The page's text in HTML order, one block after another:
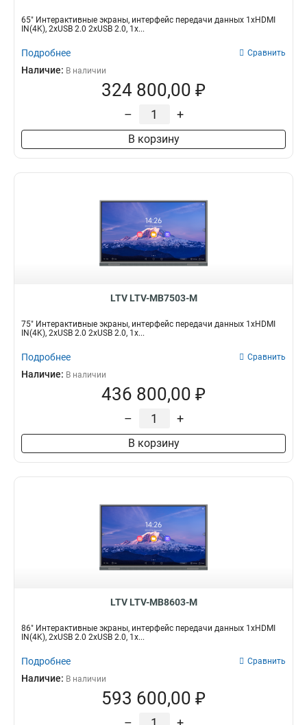
65" Интерактивные экраны, интерфейс передачи данных 1хHDMI
IN(4K), 2xUSB 2.0 2xUSB 2.0, 1х...
Подробнее Сравнить
Наличие: В наличии
324 800,00 ₽
– +
В корзину
LTV LTV-MB7503-M
75" Интерактивные экраны, интерфейс передачи данных 1хHDMI
IN(4K), 2xUSB 2.0 2xUSB 2.0, 1х...
Подробнее Сравнить
Наличие: В наличии
436 800,00 ₽
– +
В корзину
LTV LTV-MB8603-M
86" Интерактивные экраны, интерфейс передачи данных 1хHDMI
IN(4K), 2xUSB 2.0 2xUSB 2.0, 1х...
Подробнее Сравнить
Наличие: В наличии
593 600,00 ₽